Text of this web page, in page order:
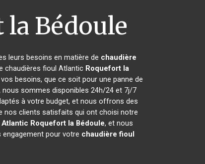
Bédoule
leurs besoins en matière de chaudière
chaudières fioul Atlantic Roquefort la
besoins, que ce soit pour une panne de
sommes disponibles 24h/24 et 7j/7
à votre budget, et nous offrons des
nos clients satisfaits qui ont choisi notre
Roquefort la Bédoule, et nous
pour votre chaudière fioul